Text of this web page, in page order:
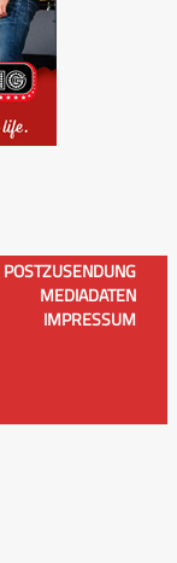
POSTZUSENDUNG
MEDIADATEN
IMPRESSUM